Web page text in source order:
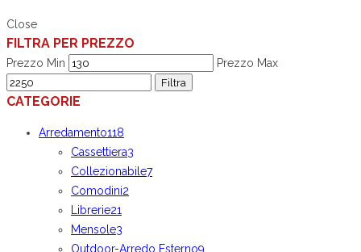
Close
FILTRA PER PREZZO
Prezzo Min
Prezzo Max
Filtra
CATEGORIE
Arredamento118
Cassettiera3
Collezionabile7
Comodini2
Librerie21
Mensole3
Outdoor-Arredo Esterno9